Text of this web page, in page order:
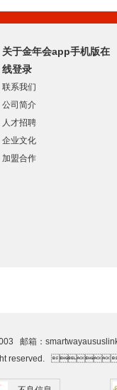
关于金年会app手机版在
线登录
联系我们
公司简介
人才招聘
企业文化
加盟合作
邮箱：
Right reserved.